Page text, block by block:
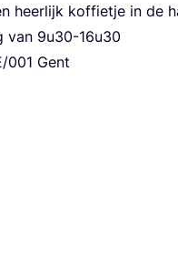
heer­lijk kof­fie­tje in de
van 9u30-16u30
/001 Gent